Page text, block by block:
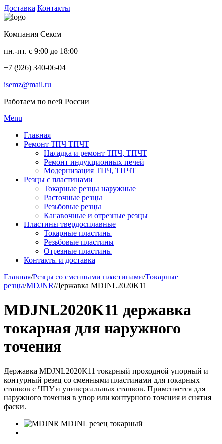
Доставка Контакты
Компания Секом
пн.-пт. с 9:00 до 18:00
+7 (926) 340-06-04
isemz@mail.ru
Работаем по всей России
Menu
Главная
Ремонт ТПЧ ТПЧТ
Наладка и ремонт ТПЧ, ТПЧТ
Ремонт индукционных печей
Модернизация ТПЧ, ТПЧТ
Резцы с пластинами
Токарные резцы наружные
Расточные резцы
Резьбовые резцы
Канавочные и отрезные резцы
Пластины твердосплавные
Токарные пластины
Резьбовые пластины
Отрезные пластины
Контакты и доставка
Главная/Резцы со сменными пластинами/Токарные
резцы/MDJNR/Державка MDJNL2020K11
MDJNL2020K11 державка
токарная для наружного
точения
Державка MDJNL2020K11 токарный проходной упорный и
контурный резец со сменными пластинами для токарных
станков с ЧПУ и универсальных станков. Применяется для
наружного точения в упор или контурного точения и снятия
фаски.